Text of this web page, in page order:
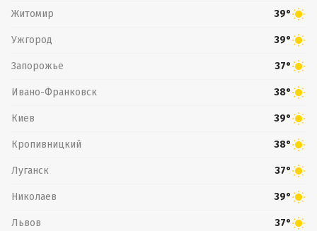
Житомир 39°
Ужгород 39°
Запорожье 37°
Ивано-Франковск 38°
Киев 39°
Кропивницкий 38°
Луганск 37°
Николаев 39°
Львов 37°